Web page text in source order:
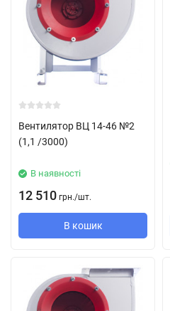
Вентилятор ВЦ 14-46 №2
(1,1 /3000)
В наявності
12 510 грн./шт.
В кошик